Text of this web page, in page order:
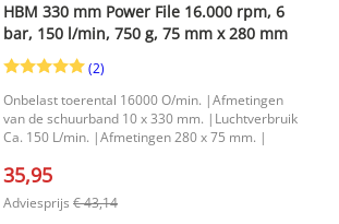
Combinatie van oscillerende
spindelschuurmachine en bandschuurmachine
Geschikt voor het schuren van ronde, rechte en
gevormde houten oppervlakken Oscillerende
beweging voor een gelijkmatig schuurresultaat
Ondersteunt nauwkeurig afwerken van
contouren, krommingen en rechte randen
Uitgevoerd voor gebruik in de werkplaats
Productkenmerken Merk: HBM Type
schuurmachine: Oscillerende
Bandschuurmachine, Spindelschuurmachine
HBM 330 mm Power File 16.000 rpm, 6
bar, 150 l/min, 750 g, 75 mm x 280 mm
(2)
Onbelast toerental 16000 O/min. |Afmetingen
van de schuurband 10 x 330 mm. |Luchtverbruik
Ca. 150 L/min. |Afmetingen 280 x 75 mm. |
35,95
Adviesprijs € 43,14